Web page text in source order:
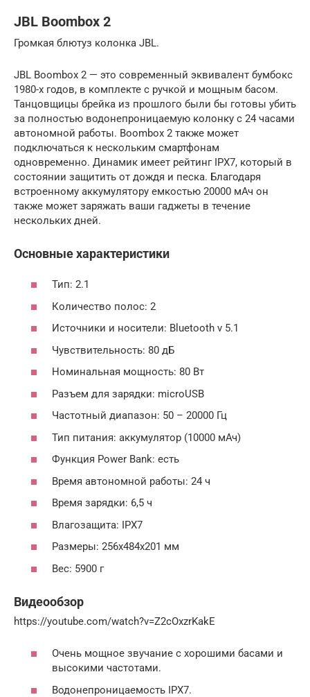
JBL Boombox 2
Громкая блютуз колонка JBL.
JBL Boombox 2 — это современный эквивалент бумбокс
1980-х годов, в комплекте с ручкой и мощным басом.
Танцовщицы брейка из прошлого были бы готовы убить
за полностью водонепроницаемую колонку с 24 часами
автономной работы. Boombox 2 также может
подключаться к нескольким смартфонам
одновременно. Динамик имеет рейтинг IPX7, который в
состоянии защитить от дождя и песка. Благодаря
встроенному аккумулятору емкостью 20000 мАч он
также может заряжать ваши гаджеты в течение
нескольких дней.
Основные характеристики
Тип: 2.1
Количество полос: 2
Источники и носители: Bluetooth v 5.1
Чувствительность: 80 дБ
Номинальная мощность: 80 Вт
Разъем для зарядки: microUSB
Частотный диапазон: 50 – 20000 Гц
Тип питания: аккумулятор (10000 мАч)
Функция Power Bank: есть
Время автономной работы: 24 ч
Время зарядки: 6,5 ч
Влагозащита: IPX7
Размеры: 256x484x201 мм
Вес: 5900 г
Видеообзор
https://youtube.com/watch?v=Z2cOxzrKakE
Очень мощное звучание с хорошими басами и
высокими частотами.
Водонепроницаемость IPX7.